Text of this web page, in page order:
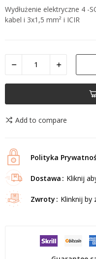
Wydłużenie elektryczne 4 -
kabel i 3x1,5 mm² i ICIR
Add to compare
Polityka
Dostawa Kliknij
Zwroty Klinknij by